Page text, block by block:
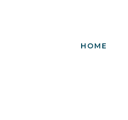
HOME